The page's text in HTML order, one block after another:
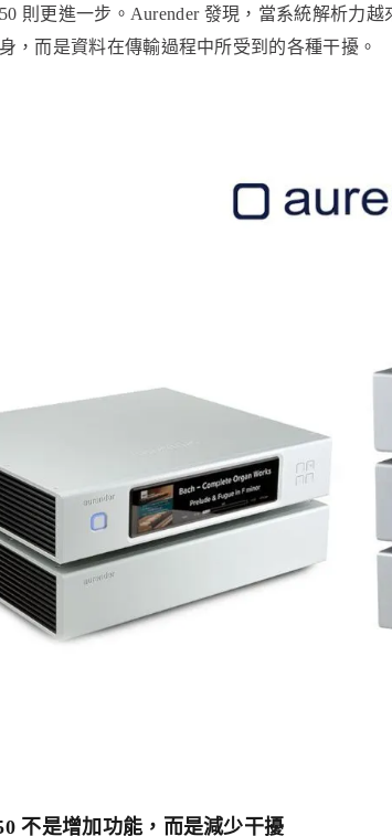
則更進一步。Aurender 發現，當系統解析力
，而是資料在傳輸過程中所受到的各種干擾。
不是增加功能，而是減少干擾